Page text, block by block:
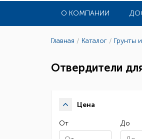
О КОМПАНИИ
Главная / Каталог / Грунты
Отвердители
Цена
От До